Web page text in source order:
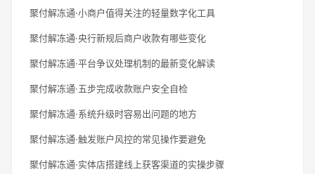
聚付解冻通·小商户值得关注的轻量数字化工具
聚付解冻通·央行新规后商户收款有哪些变化
聚付解冻通·平台争议处理机制的最新变化解读
聚付解冻通·五步完成收款账户安全自检
聚付解冻通·系统升级时容易出问题的地方
聚付解冻通·触发账户风控的常见操作要避免
聚付解冻通·实体店搭建线上获客渠道的实操步骤